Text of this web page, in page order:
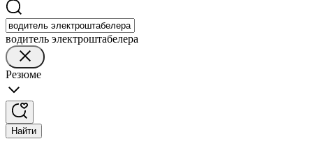
водитель электроштабелера
Резюме
Найти